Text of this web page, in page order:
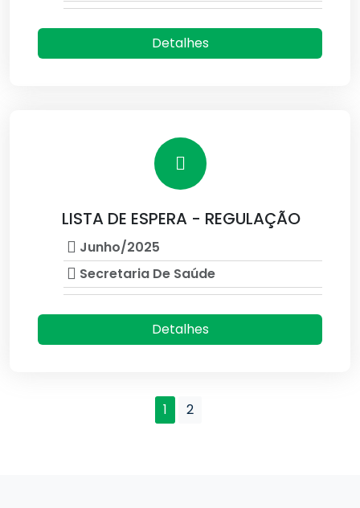
Detalhes
LISTA DE ESPERA - REGULAÇÃO
Junho/2025
Secretaria De Saúde
Detalhes
1 2